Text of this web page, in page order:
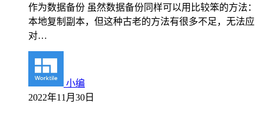
作为数据备份 虽然数据备份同样可以用比较笨的方法：
本地复制副本，但这种古老的方法有很多不足，无法应
对…
小编
2022年11月30日